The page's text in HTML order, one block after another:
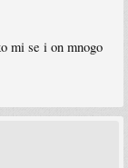
mi se i on mnogo